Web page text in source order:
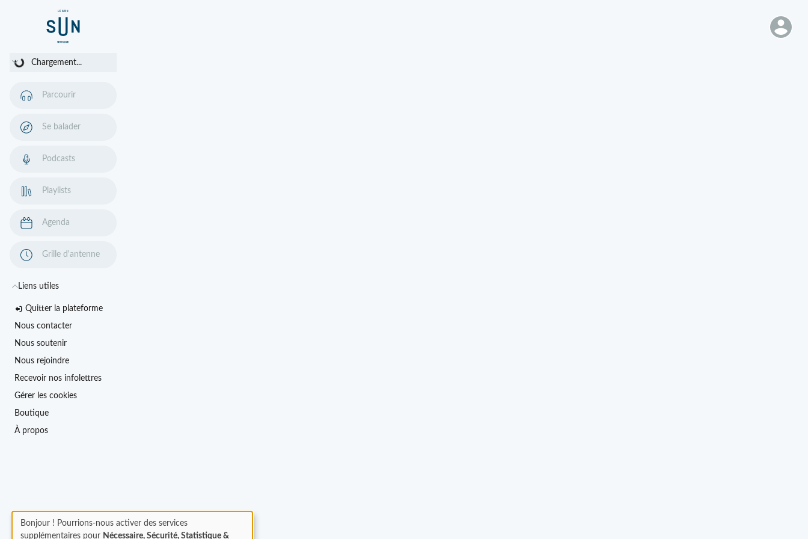
Chargement...
Chargement...
Parcourir
Se balader
Podcasts
Playlists
Agenda
Grille d'antenne
Liens utiles
Quitter la plateforme
Nous contacter
Nous soutenir
Nous rejoindre
Recevoir nos infolettres
Gérer les cookies
Boutique
À propos
Bonjour ! Pourrions-nous activer des services
supplémentaires pour Nécessaire, Sécurité, Statistique &